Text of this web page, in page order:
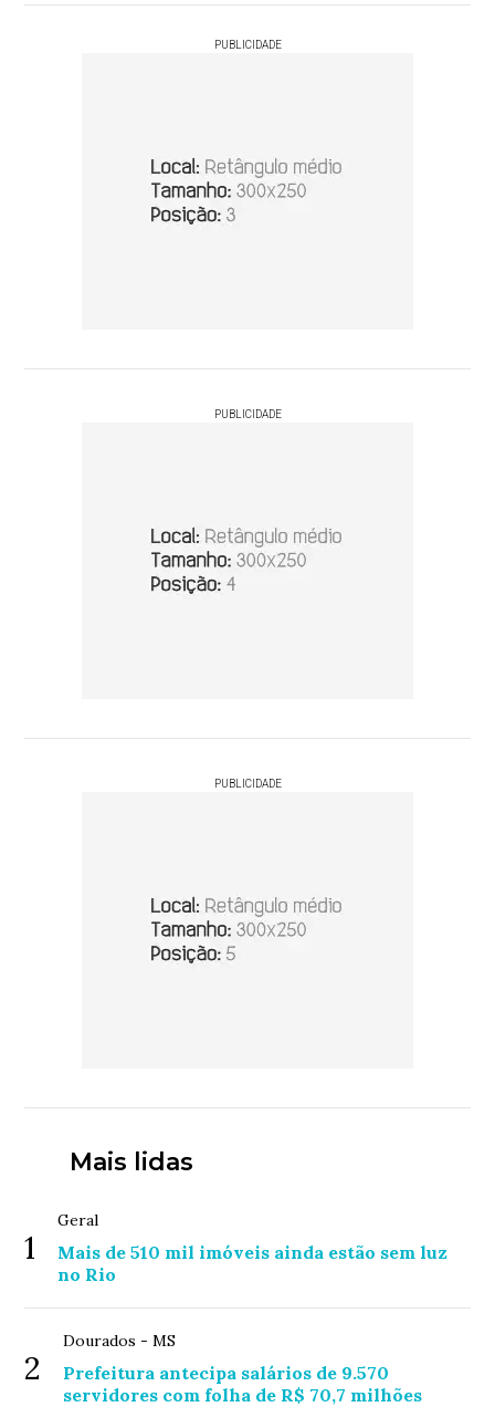
PUBLICIDADE
PUBLICIDADE
PUBLICIDADE
Mais lidas
1
Geral
Mais de 510 mil imóveis ainda estão sem luz
no Rio
2
Dourados - MS
Prefeitura antecipa salários de 9.570
servidores com folha de R$ 70,7 milhões